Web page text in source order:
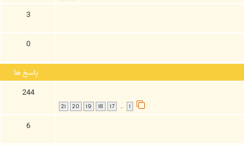
3
0
پاسخ ها
1
…
17
18
19
20
21
244
6